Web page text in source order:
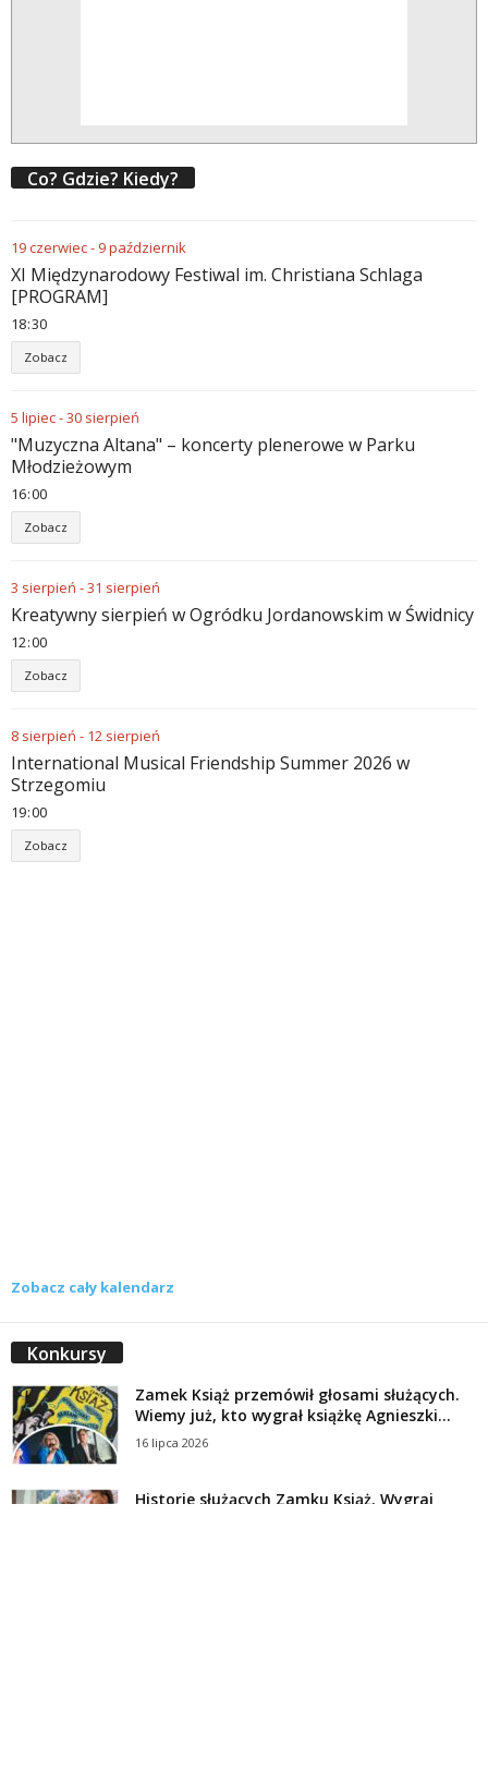
Co? Gdzie? Kiedy?
19czerwiec- 9październik
XI Międzynarodowy Festiwal im. Christiana Schlaga
[PROGRAM]
18:30
Zobacz
5 lipiec-30 sierpień
"Muzyczna Altana" – koncerty plenerowe w Parku
Młodzieżowym
16:00
Zobacz
3 sierpień -31 sierpień
Kreatywny sierpień w Ogródku Jordanowskim w Świdnicy
12:00
Zobacz
8 sierpień - 12 sierpień
International Musical Friendship Summer 2026 w
Strzegomiu
19:00
Zobacz
Zobacz cały kalendarz
Konkursy
Zamek Książ przemówił głosami służących.
Wiemy już, kto wygrał książkę Agnieszki...
16 lipca 2026
Historie służących Zamku Książ. Wygraj